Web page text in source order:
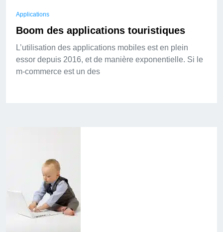
Applications
Boom des applications touristiques
L’utilisation des applications mobiles est en plein
essor depuis 2016, et de manière exponentielle. Si le
m-commerce est un des